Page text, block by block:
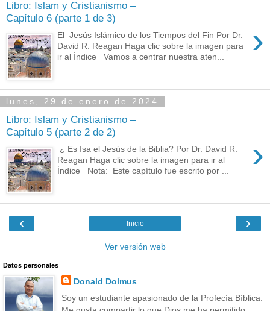
Libro: Islam y Cristianismo –
Capítulo 6 (parte 1 de 3)
›
El Jesús Islámico de los Tiempos del Fin Por Dr.
David R. Reagan Haga clic sobre la imagen para
ir al Índice Vamos a centrar nuestra aten...
lunes, 29 de enero de 2024
Libro: Islam y Cristianismo –
Capítulo 5 (parte 2 de 2)
›
¿ Es Isa el Jesús de la Biblia? Por Dr. David R.
Reagan Haga clic sobre la imagen para ir al
Índice Nota: Este capítulo fue escrito por ...
‹ ›
Inicio
Ver versión web
Datos personales
Donald Dolmus
Soy un estudiante apasionado de la Profecía Bíblica.